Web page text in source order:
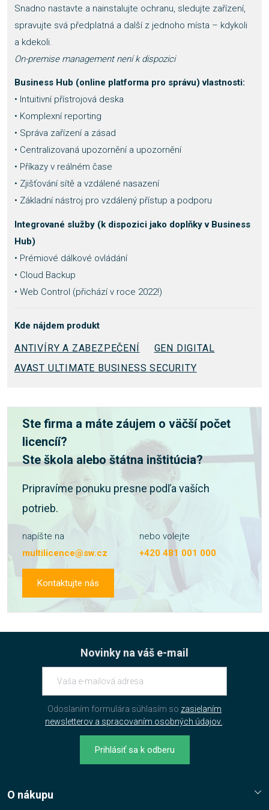
Snadno nastavte a nainstalujte ochranu, sledujte zařízení,
spravujte svá předplatná a další z jednoho místa – kdykoli
a kdekoli.
On-premise management není k dispozici
Business Hub (online platforma pro správu)vlastnosti:
• Intuitivní přístrojová deska
• Komplexní reporting
• Správa zařízení a zásad
• Centralizovaná upozornění a upozornění
• Příkazy v reálném čase
• Zjišťování sítě a vzdálené nasazení
• Základní nástroj pro vzdálený přístup a podporu
Integrované služby (k dispozici jako doplňky v Business
Hub)
• Prémiové dálkové ovládání
• Cloud Backup
• Web Control (přichází v roce 2022!)
Kde nájdem produkt
ANTIVÍRY A ZABEZPEČENÍ
GEN DIGITAL
AVAST ULTIMATE BUSINESS SECURITY
Ste firma a máte záujem o väčší počet
licencíí?
Ste škola alebo štátna inštitúcia?
Pripravíme ponuku presne podľa vaších
potrieb.
napíšte na
multilicence@sw.cz
nebo volejte
+420 481 001 000
Kontaktujte nás
Novinky na váš e-mail
Odoslaním formulára súhlasím so zasielaním
newsletterov a spracovaním osobných údajov.
Prihlásiť sa k odberu
O nákupu